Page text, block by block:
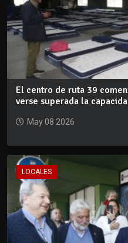
El centro de ruta 39
verse superada la
May 08 2026
LOCALES